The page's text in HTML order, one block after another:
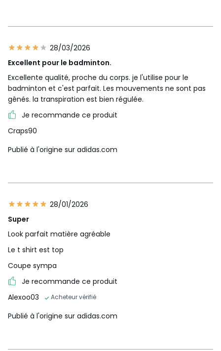
28/03/2026
Excellent pour le badminton.
Excellente qualité, proche du corps. je l'utilise pour le
badminton et c'est parfait. Les mouvements ne sont pas
gênés. la transpiration est bien régulée.
Je recommande ce produit
Craps90
Publié à l'origine sur adidas.com
28/01/2026
Super
Look parfait matière agréable
Le t shirt est top
Coupe sympa
Je recommande ce produit
Alexoo03
Acheteur vérifié
Publié à l'origine sur adidas.com